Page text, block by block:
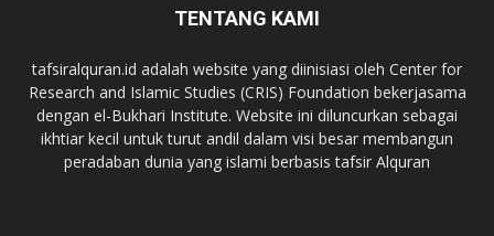
TENTANG KAMI
tafsiralquran.id adalah website yang diinisiasi oleh Center for
Research and Islamic Studies (CRIS) Foundation bekerjasama
dengan el-Bukhari Institute. Website ini diluncurkan sebagai
ikhtiar kecil untuk turut andil dalam visi besar membangun
peradaban dunia yang islami berbasis tafsir Alquran